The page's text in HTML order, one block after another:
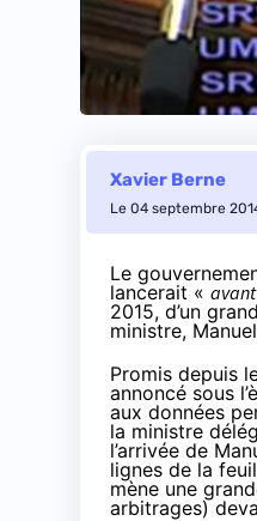
Xavier Berne
Le 04 septembre
Le
lancerait «
2015, d’un
ministre,
Promis depuis
annoncé sous
aux données
la ministre
l’arrivée de
lignes de la
mène une
arbitrages)